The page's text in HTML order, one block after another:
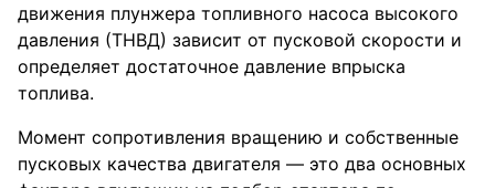
движения плунжера топливного насоса высокого
давления (ТНВД) зависит от пусковой скорости и
определяет достаточное давление впрыска
топлива.
Момент сопротивления вращению и собственные
пусковых качества двигателя — это два основных